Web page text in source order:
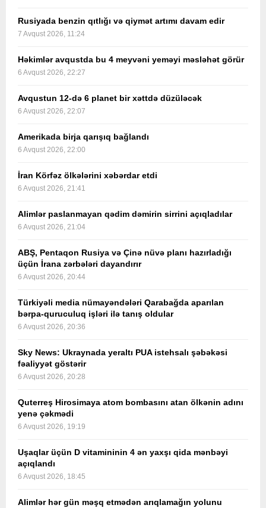
Rusiyada benzin qıtlığı və qiymət artımı davam edir
7 Avqust 2026, 11:24
Həkimlər avqustda bu 4 meyvəni yeməyi məsləhət görür
6 Avqust 2026, 22:27
Avqustun 12-də 6 planet bir xəttdə düzüləcək
6 Avqust 2026, 22:07
Amerikada birja qarışıq bağlandı
6 Avqust 2026, 22:00
İran Körfəz ölkələrini xəbərdar etdi
6 Avqust 2026, 21:41
Alimlər paslanmayan qədim dəmirin sirrini açıqladılar
6 Avqust 2026, 21:04
ABŞ, Pentaqon Rusiya və Çinə nüvə planı hazırladığı
üçün İrana zərbələri dayandırır
6 Avqust 2026, 20:44
Türkiyəli media nümayəndələri Qarabağda aparılan
bərpa-quruculuq işləri ilə tanış oldular
6 Avqust 2026, 20:36
Sky News: Ukraynada yeraltı PUA istehsalı şəbəkəsi
fəaliyyət göstərir
6 Avqust 2026, 20:28
Quterreş Hirosimaya atom bombasını atan ölkənin adını
yenə çəkmədi
6 Avqust 2026, 19:19
Uşaqlar üçün D vitamininin 4 ən yaxşı qida mənbəyi
açıqlandı
6 Avqust 2026, 18:45
Alimlər hər gün məşq etmədən arıqlamağın yolunu